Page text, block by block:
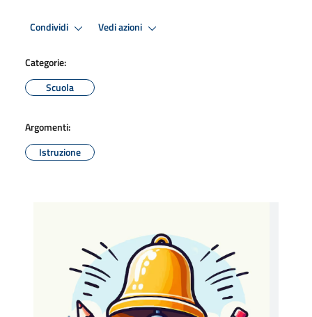
Condividi Vedi azioni
Categorie:
Scuola
Argomenti:
Istruzione